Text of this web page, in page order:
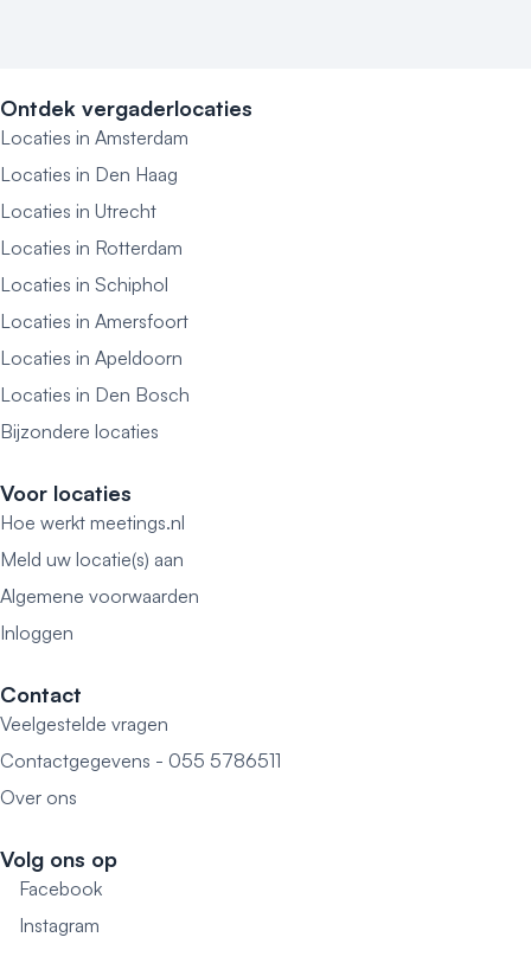
Ontdek vergaderlocaties
Locaties in Amsterdam
Locaties in Den Haag
Locaties in Utrecht
Locaties in Rotterdam
Locaties in Schiphol
Locaties in Amersfoort
Locaties in Apeldoorn
Locaties in Den Bosch
Bijzondere locaties
Voor locaties
Hoe werkt meetings.nl
Meld uw locatie(s) aan
Algemene voorwaarden
Inloggen
Contact
Veelgestelde vragen
Contactgegevens - 055 5786511
Over ons
Volg ons op
Facebook
Instagram